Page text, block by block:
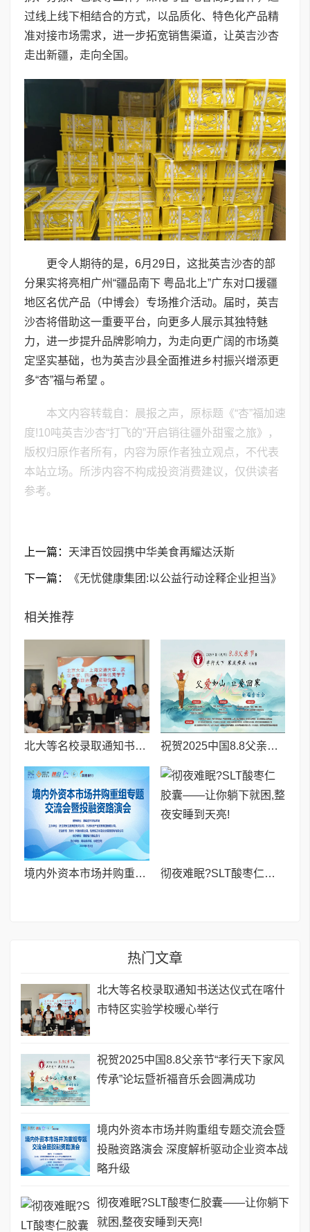
过线上线下相结合的方式，以品质化、特色化产品精
准对接市场需求，进一步拓宽销售渠道，让英吉沙杏
走出新疆，走向全国。
更令人期待的是，6月29日，这批英吉沙杏的部
分果实将亮相广州“疆品南下 粤品北上”广东对口援疆
地区名优产品（中博会）专场推介活动。届时，英吉
沙杏将借助这一重要平台，向更多人展示其独特魅
力，进一步提升品牌影响力，为走向更广阔的市场奠
定坚实基础，也为英吉沙县全面推进乡村振兴增添更
多“杏”福与希望 。
本文内容转载自：晨报之声，原标题《“杏”福加速
度!10吨英吉沙杏“打飞的”开启销往疆外甜蜜之旅》，
版权归原作者所有，内容为原作者独立观点，不代表
本站立场。所涉内容不构成投资消费建议，仅供读者
参考。
上一篇： 天津百饺园携中华美食再耀达沃斯
下一篇： 《无忧健康集团:以公益行动诠释企业担当》
相关推荐
北大等名校录取通知书送达仪式在喀什市特区实验学校暖心举行 祝贺2025中国8.8父亲节“孝行天下家风传承”论坛暨祈福音乐会圆满成功
境内外资本市场并购重组专题交流会暨投融资路演会 深度解析驱动企业资本战略升级 彻夜难眠?SLT酸枣仁胶囊——让你躺下就困,整夜安睡到天亮!
热门文章
北大等名校录取通知书送达仪式在喀什
市特区实验学校暖心举行
祝贺2025中国8.8父亲节“孝行天下家风
传承”论坛暨祈福音乐会圆满成功
境内外资本市场并购重组专题交流会暨
投融资路演会 深度解析驱动企业资本战
略升级
彻夜难眠?SLT酸枣仁胶囊——让你躺下
就困,整夜安睡到天亮!